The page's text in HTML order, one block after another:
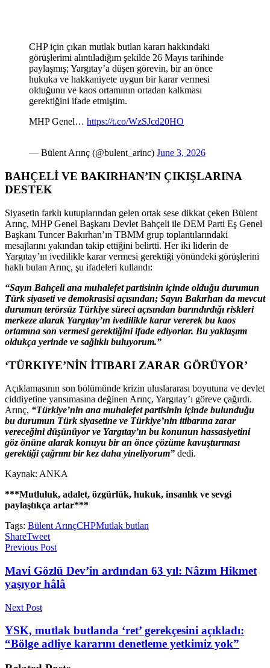
CHP için çıkan mutlak butlan kararı hakkındaki
görüşlerimi alıntıladığım şekilde 26 Mayıs tarihinde
paylaşmış; Yargıtay’a düşen görevin, bir an önce
hukuka ve hakkaniyete uygun bir karar vermesi
olduğunu ve kaos ortamının ortadan kalkması
gerektiğini ifade etmiştim.
MHP Genel… https://t.co/WzSJcd20HO
— Bülent Arınç (@bulent_arinc) June 3, 2026
BAHÇELİ VE BAKIRHAN’IN ÇIKIŞLARINA
DESTEK
Siyasetin farklı kutuplarından gelen ortak sese dikkat çeken Bülent
Arınç, MHP Genel Başkanı Devlet Bahçeli ile DEM Parti Eş Genel
Başkanı Tuncer Bakırhan’ın TBMM grup toplantılarındaki
mesajlarını yakından takip ettiğini belirtti. Her iki liderin de
Yargıtay’ın ivedilikle karar vermesi gerektiği yönündeki görüşlerini
haklı bulan Arınç, şu ifadeleri kullandı:
“Sayın Bahçeli ana muhalefet partisinin içinde olduğu durumun
Türk siyaseti ve demokrasisi açısından; Sayın Bakırhan da mevcut
durumun terörsüz Türkiye süreci açısından barındırdığı riskleri
merkeze alarak Yargıtay’ın ivedilikle karar vererek bu kaos
ortamına son vermesi gerektiğini ifade ediyorlar. Bu yaklaşımı
oldukça yerinde ve sağlıklı buluyorum.”
‘TÜRKIYE’NİN İTIBARI ZARAR GÖRÜYOR’
Açıklamasının son bölümünde krizin uluslararası boyutuna ve devlet
ciddiyetine yansımasına değinen Arınç, Yargıtay’ı göreve çağırdı.
Arınç, “Türkiye’nin ana muhalefet partisinin içinde bulunduğu
bu durumun Türk siyasetine ve Türkiye’nin itibarına zarar
vereceğini düşünüyor ve Yargıtay’ın bu konunun hassasiyetini
göz önüne alarak konuyu bir an önce çözüme kavuşturması
gerektiği çağrımı bir kez daha yineliyorum” dedi.
Kaynak: ANKA
***Mutluluk, adalet, özgürlük, hukuk, insanlık ve sevgi
paylaştıkça artar***
Tags: Bülent ArınçCHPMutlak butlan
ShareTweet
Previous Post
Mavi Gözlü Dev’in ardından 63 yıl: Nâzım Hikmet
yaşıyor hâlâ
Next Post
YSK, mutlak butlanda ‘ret’ gerekçesini açıkladı:
“Bölge adliye kararını denetleme yetkimiz yok”